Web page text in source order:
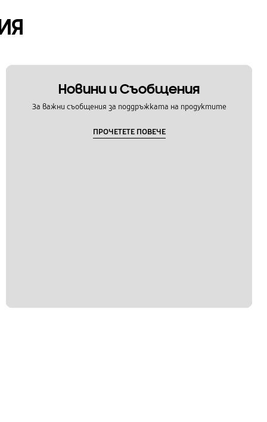
Новини и Съобщения
За важни съобщения за поддръжката на продуктите
ПРОЧЕТЕТЕ ПОВЕЧЕ